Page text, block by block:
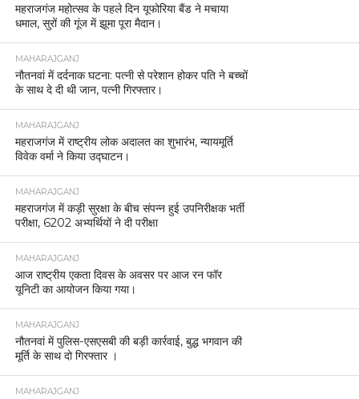
महराजगंज महोत्सव के पहले दिन यूफोरिया बैंड ने मचाया
धमाल, सुरों की गूंज में झूमा पूरा मैदान।
MAHARAJGANJ
नौतनवां में दर्दनाक घटना: पत्नी से परेशान होकर पति ने बच्चों
के साथ दे दी थी जान, पत्नी गिरफ्तार।
MAHARAJGANJ
महराजगंज में राष्ट्रीय लोक अदालत का शुभारंभ, न्यायमूर्ति
विवेक वर्मा ने किया उद्घाटन।
MAHARAJGANJ
महराजगंज में कड़ी सुरक्षा के बीच संपन्न हुई उपनिरीक्षक भर्ती
परीक्षा, 6202 अभ्यर्थियों ने दी परीक्षा
MAHARAJGANJ
आज राष्ट्रीय एकता दिवस के अवसर पर आज रन फॉर
यूनिटी का आयोजन किया गया।
MAHARAJGANJ
नौतनवां में पुलिस-एसएसबी की बड़ी कार्रवाई, बुद्ध भगवान की
मूर्ति के साथ दो गिरफ्तार ।
MAHARAJGANJ